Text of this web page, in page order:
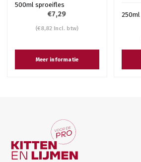
500ml sproeifles
€7,29
(€8,82 Incl. btw)
Meer informatie
250ml